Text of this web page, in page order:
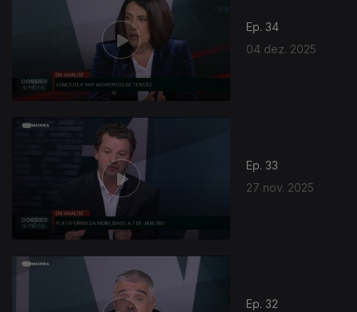
Ep. 34
04 dez. 2025
Ep. 33
27 nov. 2025
Ep. 32